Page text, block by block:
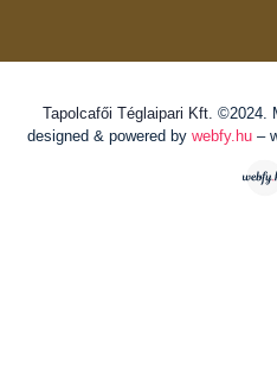
Tapolcafői Téglaipari Kft. ©2024.
designed & powered by webfy.hu –